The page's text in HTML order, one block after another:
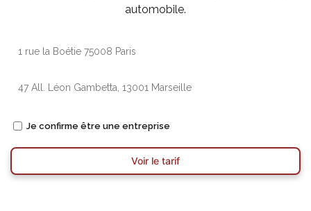
automobile.
Je confirme être une entreprise
Voir le tarif